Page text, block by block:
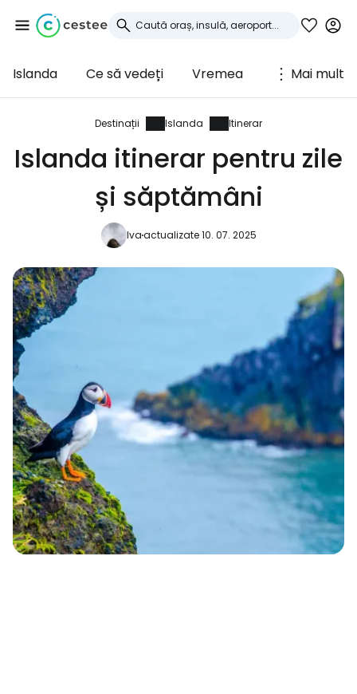
Islanda Ce să vedeți Vremea Mai mult
Destinații Islanda Itinerar
Islanda itinerar pentru zile
și săptămâni
Ivaactualizate 10. 07. 2025
Conectați-vă la
Cestee
... comunitatea mondială a călătorilor
Continuați cu Google
Continuați cu e-mailul